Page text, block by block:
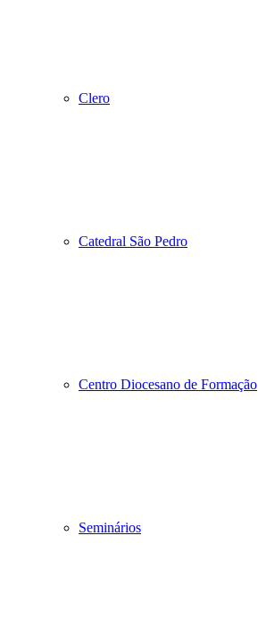
Clero
Catedral São Pedro
Centro Diocesano de Formação
Seminários